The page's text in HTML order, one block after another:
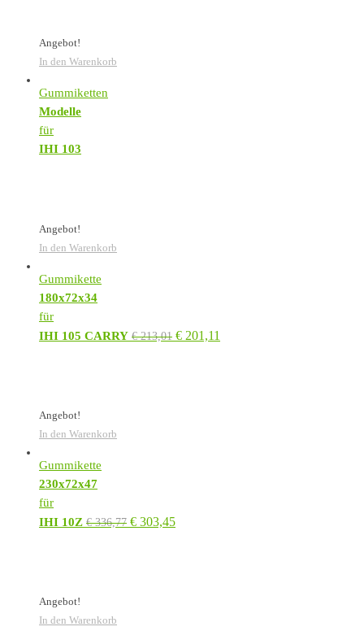
Angebot!
In den Warenkorb
Gummiketten
Modelle
für
IHI 103
Angebot!
In den Warenkorb
Gummikette
180x72x34
für
IHI 105 CARRY €213,01 € 201,11
Angebot!
In den Warenkorb
Gummikette
230x72x47
für
IHI 10Z €336,77 € 303,45
Angebot!
In den Warenkorb